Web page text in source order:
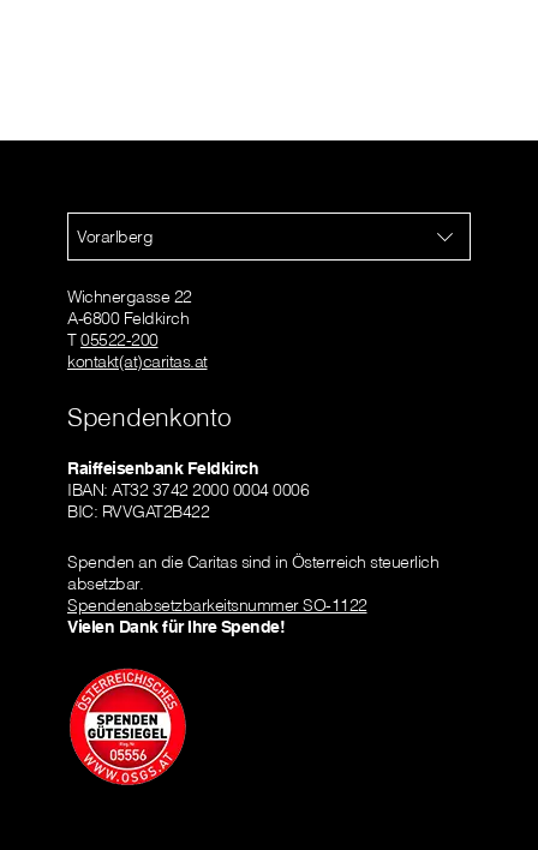
Vorarlberg
Wichnergasse 22
A-6800 Feldkirch
T05522-200
kontakt(at)caritas.at
Spendenkonto
Raiffeisenbank Feldkirch
IBAN: AT32 3742 2000 0004 0006
BIC: RVVGAT2B422
Spenden an die Caritas sind in Österreich steuerlich
absetzbar.
Spendenabsetzbarkeitsnummer SO-1122
Vielen Dank für Ihre Spende!